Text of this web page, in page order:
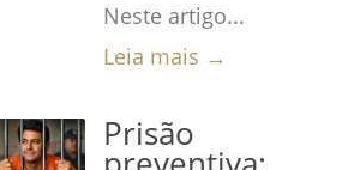
Neste artigo...
Leia mais →
Prisão